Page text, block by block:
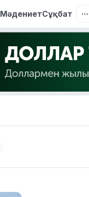
МәдениетСұқбат